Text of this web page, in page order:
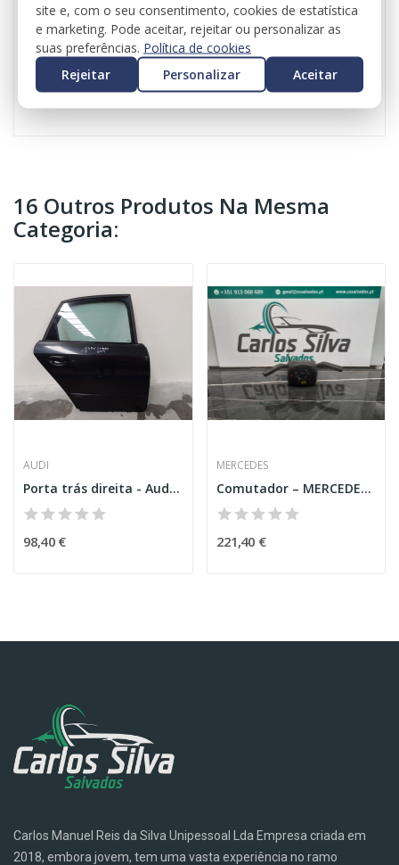
BMW F20 para ser vendido às peças
Peça o seu orçamento
Valor do iva incluído em todas as peças
Valor do transporte não incluído
16 Outros Produtos Na Mesma
Categoria:
AUDI
Porta trás direita - Audi A4 (8E2,B6)
98,40 €
MERCEDES
Comutador – MERCEDES-BENZ CLA COUPE (C118)
221,40 €
Carlos Manuel Reis da Silva Unipessoal Lda Empresa criada em
2018, embora jovem, tem uma vasta experiência no ramo
site e, com o seu consentimento, cookies de estatística
e marketing. Pode aceitar, rejeitar ou personalizar as
suas preferências. Política de cookies
Rejeitar
Personalizar Aceitar